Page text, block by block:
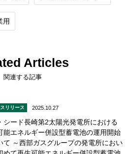
用
Articles
関連する記事
リリース 2025.10.27
シード長崎第2太陽光発電所における
能エネルギー併設型蓄電池の運用開始
て ～西部ガスグループの発電所におい